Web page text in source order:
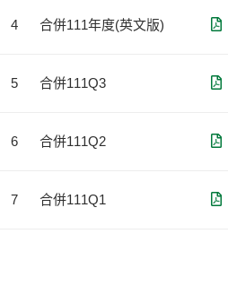
4 合併111年度(英文版)
5 合併111Q3
6 合併111Q2
7 合併111Q1